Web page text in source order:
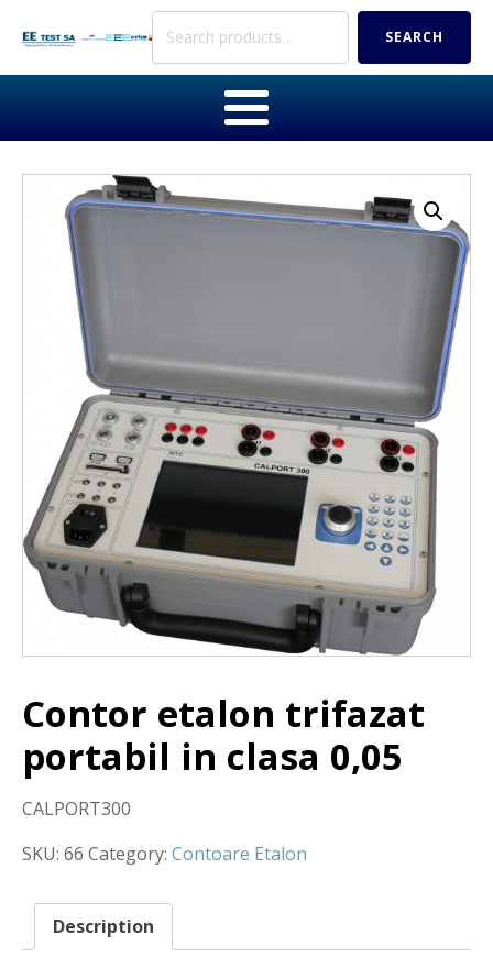
Search
SEARCH
Contor etalon trifazat
portabil in clasa 0,05
CALPORT300
SKU: 66 Category: Contoare Etalon
Description